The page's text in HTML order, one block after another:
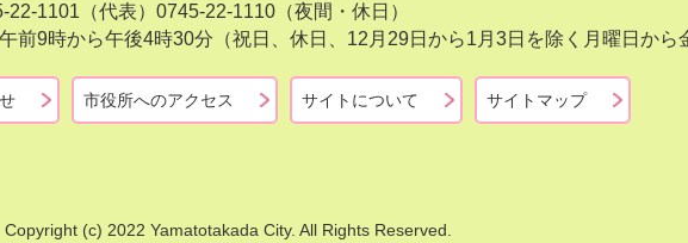
22-1101（代表） 0745-22-1110（夜間・休日）
前9時から午後4時30分（祝日、休日、12月29日から1月3日を除く月曜日から
市役所へのアクセス サイトについて サイトマップ
Copyright (c) 2022 Yamatotakada City. All Rights Reserved.